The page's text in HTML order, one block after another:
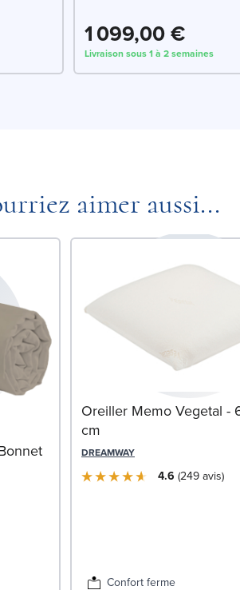
1 099,00 €
Livraison sous 1 à 2 semaines
aimer aussi...
Oreiller Memo Vegetal -
cm
DREAMWAY
4.6 249avis
Confort ferme